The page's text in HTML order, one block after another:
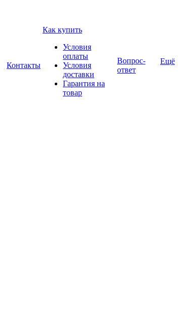
Контакты
Как купить
Условия
оплаты
Условия
доставки
Гарантия на
товар
Вопрос-
ответ
Ещё